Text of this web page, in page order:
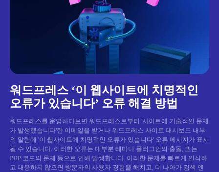
워드프레스 ‘이 웹사이트에 치명적인
오류가 있습니다’ 오류 해결 방법
워드프레스를 운영하다보면 워드프레스로부터 '사이트에 기술적인 문제
가 발생했습니다'란 이메일을 받거나 워드프레스 사이트 대시보드 내부
의 알림에 '이 웹사이트에 치명적인 오류가 있습니다' 오류 메시지가 표시
될 수 있습니다. 이러한 오류는 대부분 테마나 플러그인의 충돌, 또는
PHP 코드의 문제 등으로 인해 발생합니다. 이러한 문제를 빠르게 인식하
고 대응하지 않으면 방문자의 사용자 경험을 해치고, 더 나아가 검색 엔